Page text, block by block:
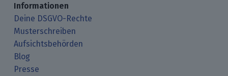
Informationen
Deine DSGVO-Rechte
Musterschreiben
Aufsichtsbehörden
Blog
Presse